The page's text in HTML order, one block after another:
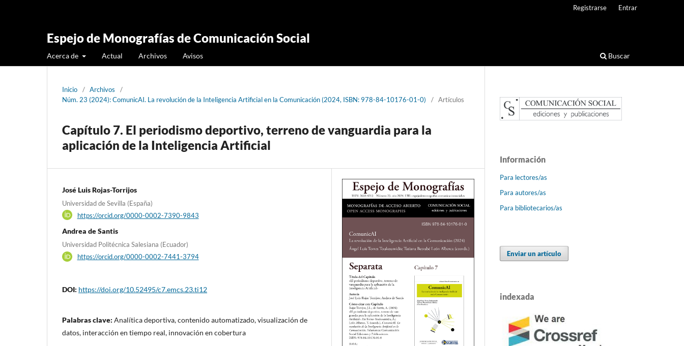
Espejo de Monografías de Comunicación Social
Acerca de Actual Archivos Avisos Buscar
Registrarse Entrar
Inicio / Archivos
/
Núm. 23 (2024): ComunicAI. La revolución de la Inteligencia Artificial en la Comunicación (2024, ISBN: 978-84-10176-01-0)
/ Artículos
Capítulo 7. El periodismo deportivo, terreno de vanguardia para la
aplicación de la Inteligencia Artificial
José Luis Rojas-Torrijos
Universidad de Sevilla (España)
https://orcid.org/0000-0002-7390-9843
Andrea de Santis
Universidad Politécnica Salesiana (Ecuador)
https://orcid.org/0000-0002-7441-3794
DOI: https://doi.org/10.52495/c7.emcs.23.ti12
Palabras clave: Analítica deportiva, contenido automatizado, visualización de
datos, interacción en tiempo real, innovación en cobertura
Información
Para lectores/as
Para autores/as
Para bibliotecarios/as
Enviar un artículo
indexada